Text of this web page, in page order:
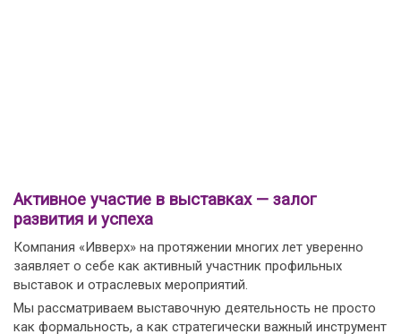
Активное участие в выставках — залог
развития и успеха
Компания «Ивверх» на протяжении многих лет уверенно
заявляет о себе как активный участник профильных
выставок и отраслевых мероприятий.
Мы рассматриваем выставочную деятельность не просто
как формальность, а как стратегически важный инструмент